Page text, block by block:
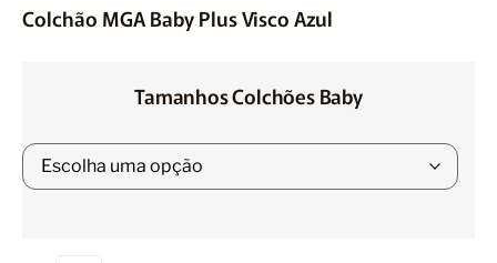
Colchão MGA Baby Plus Visco Azul
Tamanhos Colchões Baby